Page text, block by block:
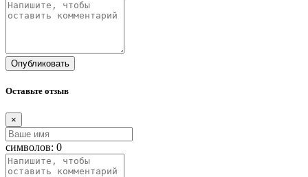
Опубликовать
Оставьте отзыв
×
символов: 0